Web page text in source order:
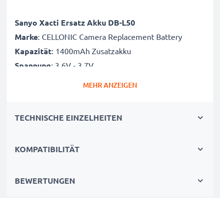
Sanyo Xacti Ersatz Akku DB-L50
Marke: CELLONIC Camera Replacement Battery
Kapazität: 1400mAh Zusatzakku
Spannung: 3.6V - 3.7V
Alternative für / Ersetzt: DB-L50 Originalakku
hochwertige Fotos. Qualitätsgeprüfter Sanyo Xacti
MEHR ANZEIGEN
TECHNISCHE EINZELHEITEN
KOMPATIBILITÄT
BEWERTUNGEN